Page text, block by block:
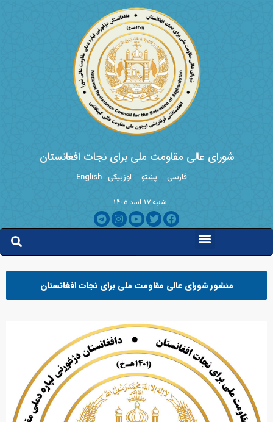
شورای عالی مقاومت ملی برای نجات افغانستان
فارسی پښتو اوزبیکی English
شنبه ۱۷ اسد ۱۴۰۵
منشور شورای عالی مقاومت ملی برای نجات افغانستان